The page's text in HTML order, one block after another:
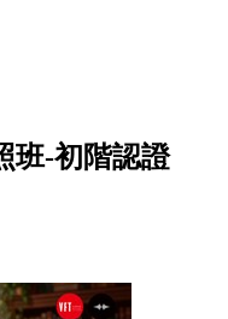
班-初階認證